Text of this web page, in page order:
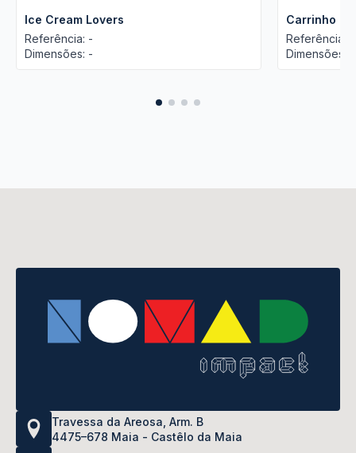
Ice Cream Lovers
Referência: -
Dimensões: -
Carrinho
Referência: -
Dimensões: -
Travessa da Areosa, Arm. B
4475–678 Maia - Castêlo da Maia